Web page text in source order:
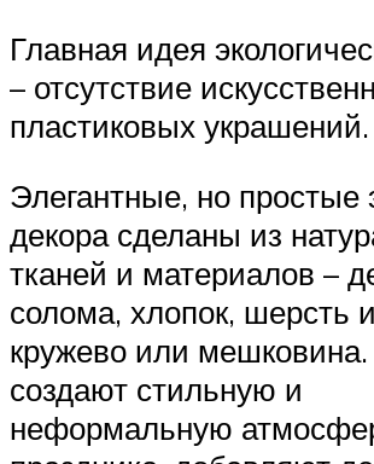
Главная идея
– отсутствие
пластиковых украшений.
Элегантные, но простые
декора сделаны из
тканей и материалов –
солома, хлопок, шерсть
кружево или
создают стильную и
неформальную